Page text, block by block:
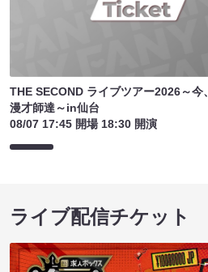
THE SECOND ライブツアー2026～今
漫才師達～in仙台
08/07 17:45 開場 18:30 開演
ライブ配信チケット